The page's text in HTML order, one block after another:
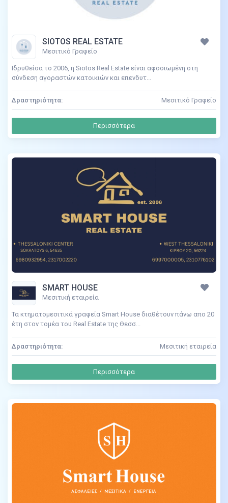
SIOTOS REAL ESTATE
Μεσιτικό Γραφείο
Ιδρυθείσα το 2006, η Siotos Real Estate είναι αφοσιωμένη στη
σύνδεση αγοραστών κατοικιών και επενδυτ...
Δραστηριότητα: Μεσιτικό Γραφείο
Περισσότερα
SMART HOUSE
Μεσιτική εταιρεία
Τα κτηματομεσιτικά γραφεία Smart House διαθέτουν πάνω απο 20
έτη στον τομέα του Real Estate της Θεσσ...
Δραστηριότητα: Μεσιτική εταιρεία
Περισσότερα